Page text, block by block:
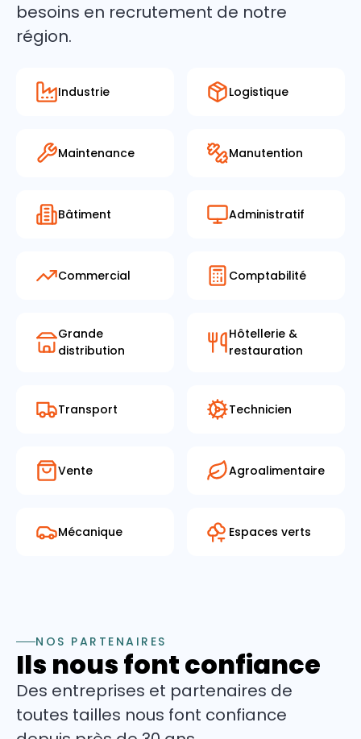
besoins en recrutement de notre
région.
Industrie Logistique
Maintenance Manutention
Bâtiment Administratif
Commercial Comptabilité
Grande
distribution
Hôtellerie &
restauration
Transport Technicien
Vente Agroalimentaire
Mécanique Espaces verts
NOS PARTENAIRES
Ils nous font confiance
Des entreprises et partenaires de
toutes tailles nous font confiance